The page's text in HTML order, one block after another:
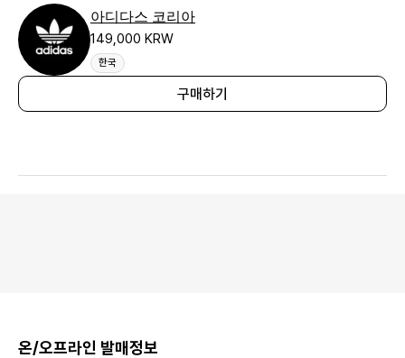
아디다스 코리아
149,000 KRW
한국
구매하기
온/오프라인 발매정보